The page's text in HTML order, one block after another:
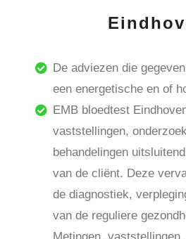
De adviezen die
een energetische en of
EMB bloedtest
vaststellingen,
behandelingen
van de cliënt. Deze
de diagnostiek,
van de reguliere